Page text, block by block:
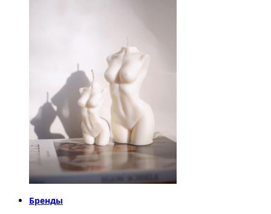
Бренды